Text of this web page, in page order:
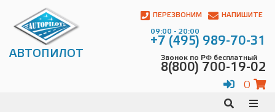
АВТОПИЛОТ
ПЕРЕЗВОНИМ НАПИШИТЕ
09:00 - 20:00
+7 (495) 989-70-31
Звонок по РФ бесплатный
8(800) 700-19-02
0
Контакты:
Адрес:
Чагинская